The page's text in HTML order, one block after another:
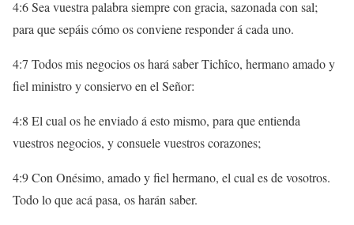
4:6 Sea vuestra palabra siempre con gracia, sazonada con sal;
para que sepáis cómo os conviene responder á cada uno.
4:7 Todos mis negocios os hará saber Tichîco, hermano amado y
fiel ministro y consiervo en el Señor:
4:8 El cual os he enviado á esto mismo, para que entienda
vuestros negocios, y consuele vuestros corazones;
4:9 Con Onésimo, amado y fiel hermano, el cual es de vosotros.
Todo lo que acá pasa, os harán saber.